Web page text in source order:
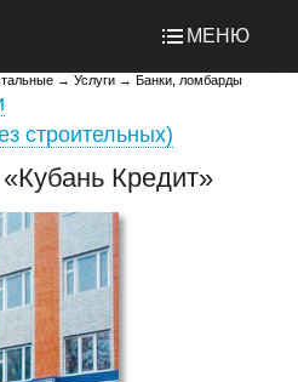
МЕНЮ
→ Услуги → Банки, ломбарды
строительных)
Кредит»